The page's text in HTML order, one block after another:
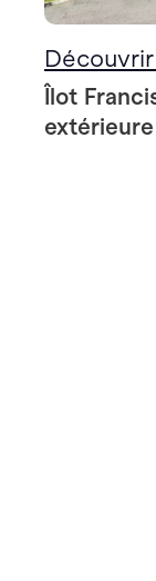
Îlot
extérieure